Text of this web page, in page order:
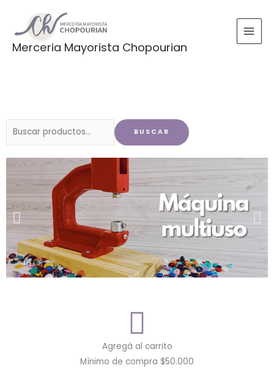
contenido
Merceria Mayorista Chopourian
Buscar
BUSCAR
Agregá al carrito
Mínimo de compra $50.000